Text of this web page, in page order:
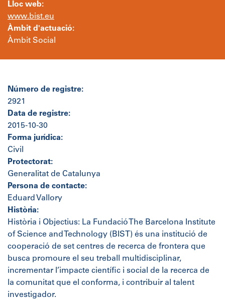
Lloc web:
www.bist.eu
Àmbit d'actuació:
Àmbit Social
Número de registre:
2921
Data de registre:
2015-10-30
Forma jurídica:
Civil
Protectorat:
Generalitat de Catalunya
Persona de contacte:
Eduard Vallory
Història:
Història i Objectius: La Fundació The Barcelona Institute
of Science and Technology (BIST) és una institució de
cooperació de set centres de recerca de frontera que
busca promoure el seu treball multidisciplinar,
incrementar l’impacte científic i social de la recerca de
la comunitat que el conforma, i contribuir al talent
investigador.